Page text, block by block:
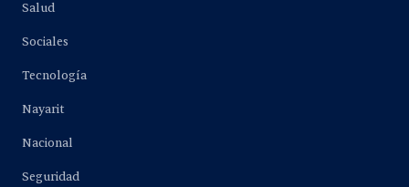
Salud
Sociales
Tecnología
Nayarit
Nacional
Seguridad